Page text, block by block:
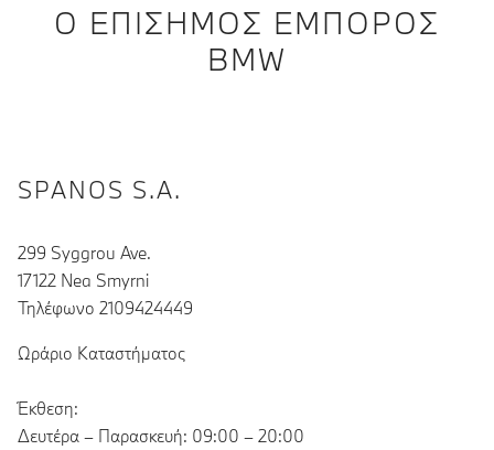
Ο ΕΠΊΣΗΜΟΣ ΈΜΠΟΡΟΣ
BMW
SPANOS S.A.
299 Syggrou Ave.
17122 Nea Smyrni
Τηλέφωνο 2109424449
Ωράριο Καταστήματος
Έκθεση:
Δευτέρα – Παρασκευή: 09:00 – 20:00